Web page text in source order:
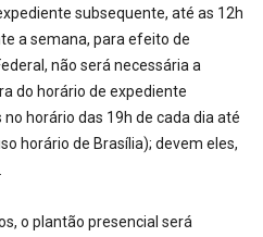
subsequente, até as 12h
a semana, para efeito de
não será necessária a
do horário de expediente
horário das 19h de cada dia até
horário de Brasília); devem eles,
o plantão presencial será